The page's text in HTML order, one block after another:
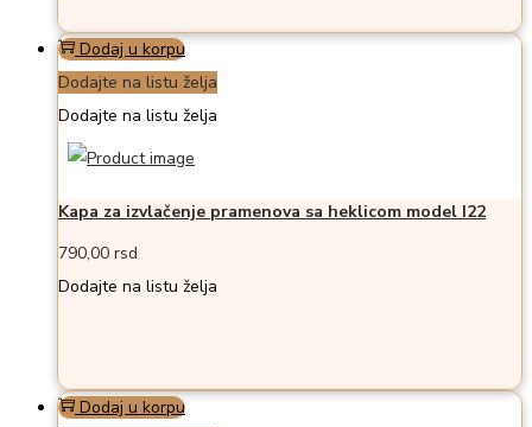
Dodaj u korpu
Dodajte na listu želja
Dodajte na listu želja
Kapa za izvlačenje pramenova sa heklicom model I22
790,00 rsd
Dodajte na listu želja
Dodaj u korpu